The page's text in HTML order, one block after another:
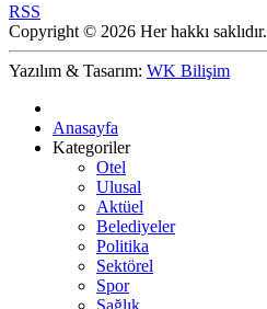
RSS
Copyright © 2026 Her hakkı saklıdır.
Yazılım & Tasarım: WK Bilişim
Anasayfa
Kategoriler
Otel
Ulusal
Aktüel
Belediyeler
Politika
Sektörel
Spor
Sağlık